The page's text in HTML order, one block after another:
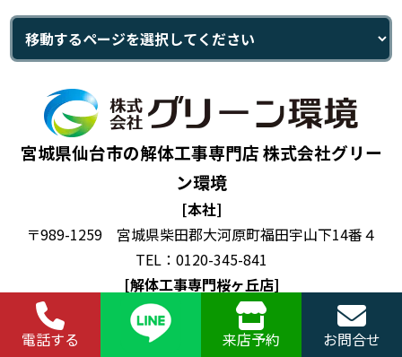
宮城県仙台市の解体工事専門店 株式会社グリー
ン環境
[本社]
〒989-1259 宮城県柴田郡大河原町福田宇山下14番４
TEL：0120-345-841
[解体工事専門桜ヶ丘店]
〒981-0961 宮城県仙台市青葉区桜ヶ丘３－２－２０
TEL：0120-345-841
電話する 来店予約 お問合せ